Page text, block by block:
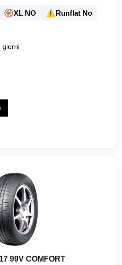
🛞XL NO ⚠️Runflat No
giorni
99V COMFORT